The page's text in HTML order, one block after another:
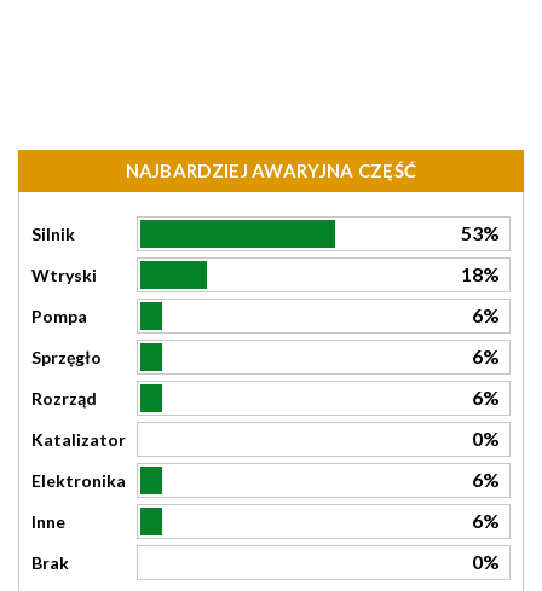
NAJBARDZIEJ AWARYJNA CZĘŚĆ
Silnik 53%
Wtryski 18%
Pompa 6%
Sprzęgło 6%
Rozrząd 6%
Katalizator 0%
Elektronika 6%
Inne 6%
Brak 0%